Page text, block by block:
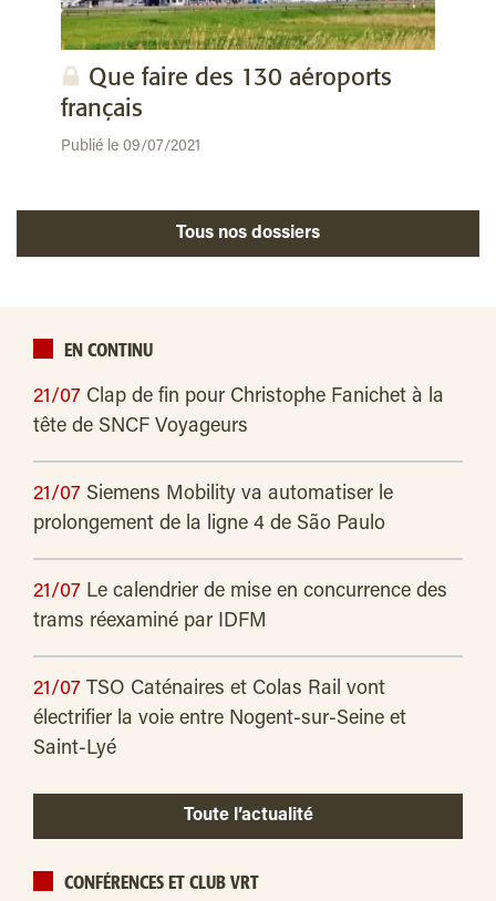
Que faire des 130 aéroports
français
Publié le 09/07/2021
Tous nos dossiers
EN CONTINU
21/07 Clap de fin pour Christophe Fanichet à la
tête de SNCF Voyageurs
21/07 Siemens Mobility va automatiser le
prolongement de la ligne 4 de São Paulo
21/07 Le calendrier de mise en concurrence des
trams réexaminé par IDFM
21/07 TSO Caténaires et Colas Rail vont
électrifier la voie entre Nogent-sur-Seine et
Saint-Lyé
Toute l’actualité
CONFÉRENCES ET CLUB VRT